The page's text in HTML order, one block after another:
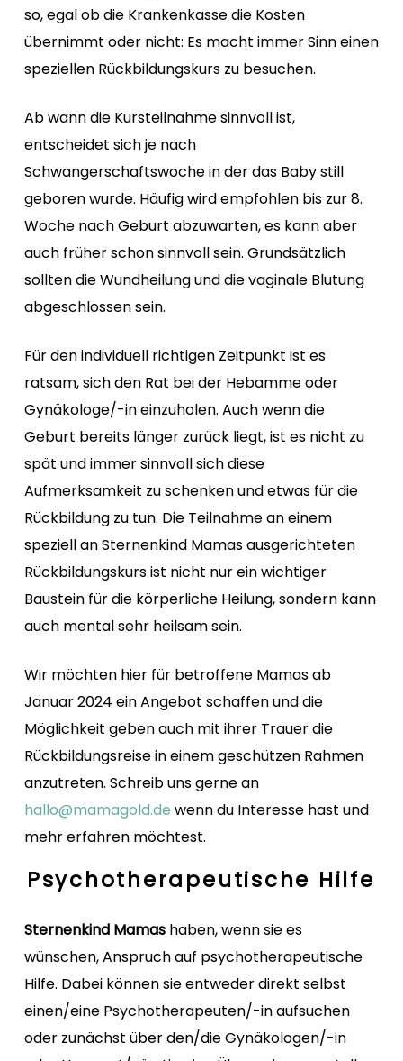
so, egal ob die Krankenkasse die Kosten
übernimmt oder nicht: Es macht immer Sinn einen
speziellen Rückbildungskurs zu besuchen.
Ab wann die Kursteilnahme sinnvoll ist,
entscheidet sich je nach
Schwangerschaftswoche in der das Baby still
geboren wurde. Häufig wird empfohlen bis zur 8.
Woche nach Geburt abzuwarten, es kann aber
auch früher schon sinnvoll sein. Grundsätzlich
sollten die Wundheilung und die vaginale Blutung
abgeschlossen sein.
Für den individuell richtigen Zeitpunkt ist es
ratsam, sich den Rat bei der Hebamme oder
Gynäkologe/-in einzuholen. Auch wenn die
Geburt bereits länger zurück liegt, ist es nicht zu
spät und immer sinnvoll sich diese
Aufmerksamkeit zu schenken und etwas für die
Rückbildung zu tun. Die Teilnahme an einem
speziell an Sternenkind Mamas ausgerichteten
Rückbildungskurs ist nicht nur ein wichtiger
Baustein für die körperliche Heilung, sondern kann
auch mental sehr heilsam sein.
Wir möchten hier für betroffene Mamas ab
Januar 2024 ein Angebot schaffen und die
Möglichkeit geben auch mit ihrer Trauer die
Rückbildungsreise in einem geschützen Rahmen
anzutreten. Schreib uns gerne an
hallo@mamagold.de wenn du Interesse hast und
mehr erfahren möchtest.
Psychotherapeutische Hilfe
Sternenkind Mamashaben, wenn sie es
wünschen, Anspruch auf psychotherapeutische
Hilfe. Dabei können sie entweder direkt selbst
einen/eine Psychotherapeuten/-in aufsuchen
oder zunächst über den/die Gynäkologen/-in